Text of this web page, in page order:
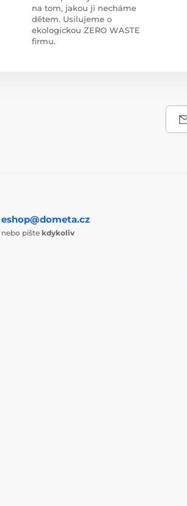
na tom, jakou ji necháme
dětem. Usilujeme o
ekologickou ZERO WASTE
firmu.
eshop@dometa.cz
nebo pište kdykoliv